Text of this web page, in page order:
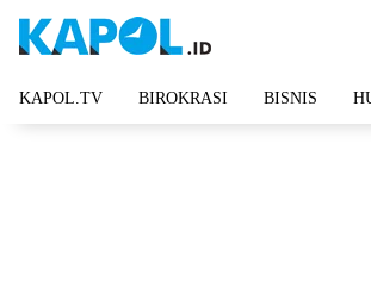
KAPOL.TV BIROKRASI BISNIS